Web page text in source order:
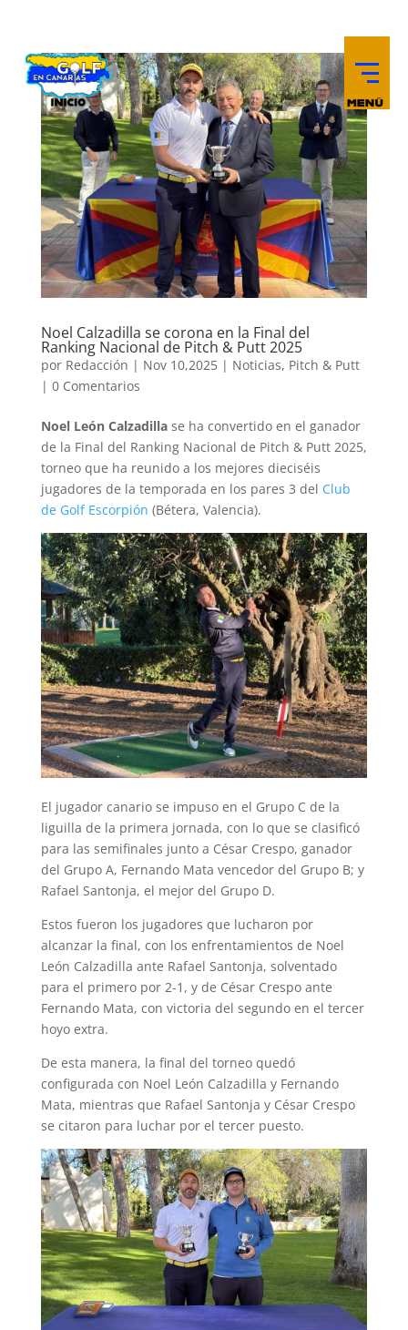
Noel Calzadilla se corona en la Final del
Ranking Nacional de Pitch & Putt 2025
por Redacción | Nov 10,2025| Noticias, Pitch & Putt
| 0 Comentarios
Noel León Calzadillase ha convertido en el ganador
de la Final del Ranking Nacional de Pitch & Putt 2025,
torneo que ha reunido a los mejores dieciséis
jugadores de la temporada en los pares 3 del Club
de Golf Escorpión (Bétera, Valencia).
El jugador canario se impuso en el Grupo C de la
liguilla de la primera jornada, con lo que se clasificó
para las semifinales junto a César Crespo, ganador
del Grupo A, Fernando Mata vencedor del Grupo B; y
Rafael Santonja, el mejor del Grupo D.
Estos fueron los jugadores que lucharon por
alcanzar la final, con los enfrentamientos de Noel
León Calzadilla ante Rafael Santonja, solventado
para el primero por 2-1, y de César Crespo ante
Fernando Mata, con victoria del segundo en el tercer
hoyo extra.
De esta manera, la final del torneo quedó
configurada con Noel León Calzadilla y Fernando
Mata, mientras que Rafael Santonja y César Crespo
se citaron para luchar por el tercer puesto.